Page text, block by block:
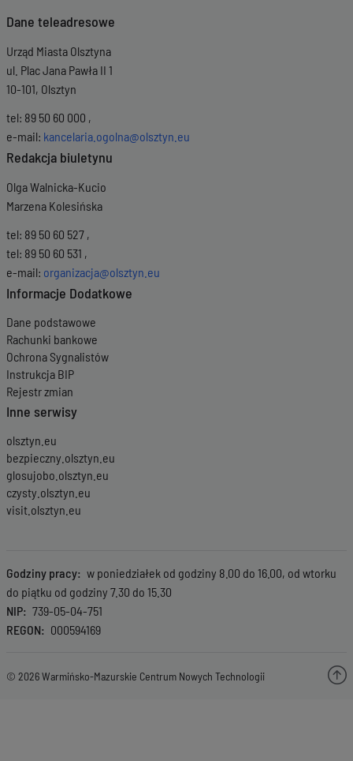
Dane teleadresowe
Urząd Miasta Olsztyna
ul. Plac Jana Pawła II 1
10-101, Olsztyn
tel: 89 50 60 000 ,
e-mail: kancelaria.ogolna@olsztyn.eu
Redakcja biuletynu
Olga Walnicka-Kucio
Marzena Kolesińska
tel: 89 50 60 527 ,
tel: 89 50 60 531 ,
e-mail: organizacja@olsztyn.eu
Informacje Dodatkowe
Dane podstawowe
Rachunki bankowe
Ochrona Sygnalistów
Instrukcja BIP
Rejestr zmian
Inne serwisy
olsztyn.eu
bezpieczny.olsztyn.eu
glosujobo.olsztyn.eu
czysty.olsztyn.eu
visit.olsztyn.eu
Godziny pracy
w poniedziałek od godziny 8.00 do 16.00, od wtorku
do piątku od godziny 7.30 do 15.30
NIP
739-05-04-751
REGON
000594169
© 2026 Warmińsko-Mazurskie Centrum Nowych Technologii